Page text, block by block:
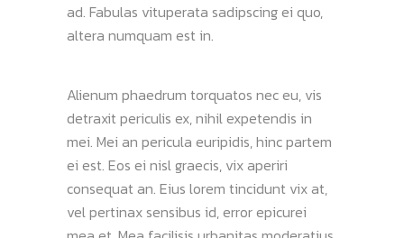
ad. Fabulas vituperata sadipscing ei quo,
altera numquam est in.
Alienum phaedrum torquatos nec eu, vis
detraxit periculis ex, nihil expetendis in
mei. Mei an pericula euripidis, hinc partem
ei est. Eos ei nisl graecis, vix aperiri
consequat an. Eius lorem tincidunt vix at,
vel pertinax sensibus id, error epicurei